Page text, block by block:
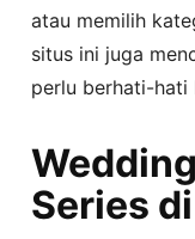
atau memilih
situs ini juga
perlu berhati-hati
Series